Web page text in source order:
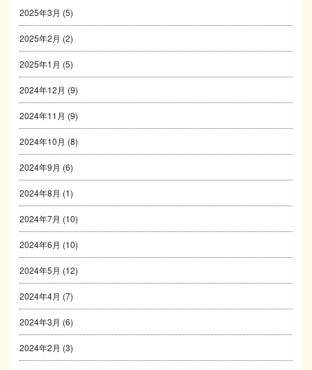
2025年3月 (5)
2025年2月 (2)
2025年1月 (5)
2024年12月 (9)
2024年11月 (9)
2024年10月 (8)
2024年9月 (6)
2024年8月 (1)
2024年7月 (10)
2024年6月 (10)
2024年5月 (12)
2024年4月 (7)
2024年3月 (6)
2024年2月 (3)